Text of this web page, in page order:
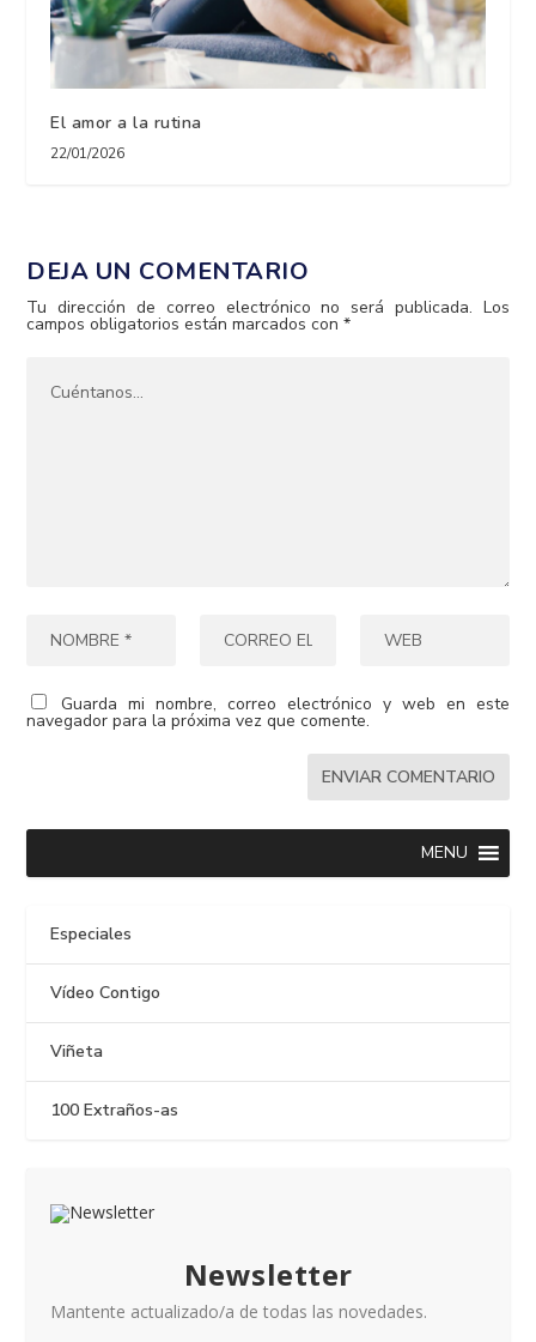
El amor a la rutina
22/01/2026
DEJA UN COMENTARIO
Tu dirección de correo electrónico no será publicada. Los
campos obligatorios están marcados con*
Guarda mi nombre, correo electrónico y web en este
navegador para la próxima vez que comente.
MENU
Especiales
Vídeo Contigo
Viñeta
100 Extraños-as
Newsletter
Mantente actualizado/a de todas las novedades.